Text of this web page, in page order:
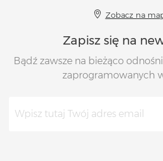
Zobacz na
Zapisz się na
Bądź zawsze na bieżąco
zaprogramowanych